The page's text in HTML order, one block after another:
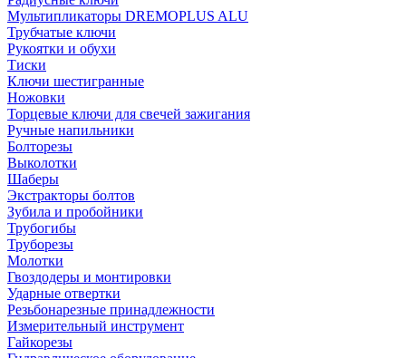
Мультипликаторы DREMOPLUS ALU
Трубчатые ключи
Рукоятки и обухи
Тиски
Ключи шестигранные
Ножовки
Торцевые ключи для свечей зажигания
Ручные напильники
Болторезы
Выколотки
Шаберы
Экстракторы болтов
Зубила и пробойники
Трубогибы
Труборезы
Молотки
Гвоздодеры и монтировки
Ударные отвертки
Резьбонарезные принадлежности
Измерительный инструмент
Гайкорезы